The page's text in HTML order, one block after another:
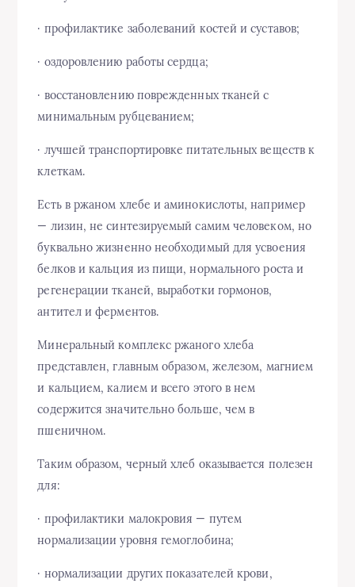
· профилактике заболеваний костей и суставов;
· оздоровлению работы сердца;
· восстановлению поврежденных тканей с
минимальным рубцеванием;
· лучшей транспортировке питательных веществ к
клеткам.
Есть в ржаном хлебе и аминокислоты, например
— лизин, не синтезируемый самим человеком, но
буквально жизненно необходимый для усвоения
белков и кальция из пищи, нормального роста и
регенерации тканей, выработки гормонов,
антител и ферментов.
Минеральный комплекс ржаного хлеба
представлен, главным образом, железом, магнием
и кальцием, калием и всего этого в нем
содержится значительно больше, чем в
пшеничном.
Таким образом, черный хлеб оказывается полезен
для:
· профилактики малокровия — путем
нормализации уровня гемоглобина;
· нормализации других показателей крови,